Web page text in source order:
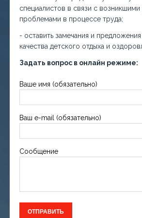
специалистов в связи с возникшими
проблемами в процессе труда;
- оставить замечания и
качества детского отдыха и
Задать вопрос в онлайн режиме:
Ваше имя (обязательно)
Ваш e-mail (обязательно)
Сообщение